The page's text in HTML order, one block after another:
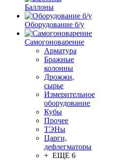
Баллоны
Оборудование б/у
Самогоноварение
Арматура
Бражные
колонны
Дрожжи,
сырье
Измерительное
оборудование
Кубы
Прочее
ТЭНы
Царги,
дефлегматоры
+ ЕЩЕ 6